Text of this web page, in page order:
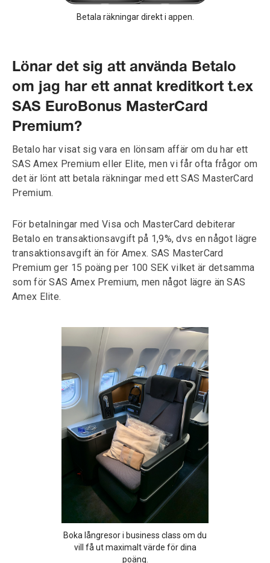
Betala räkningar direkt i appen.
Lönar det sig att använda Betalo
om jag har ett annat kreditkort t.ex
SAS EuroBonus MasterCard
Premium?
Betalo har visat sig vara en lönsam affär om du har ett
SAS Amex Premium eller Elite, men vi får ofta frågor om
det är lönt att betala räkningar med ett SAS MasterCard
Premium.
För betalningar med Visa och MasterCard debiterar
Betalo en transaktionsavgift på 1,9%, dvs en något lägre
transaktionsavgift än för Amex. SAS MasterCard
Premium ger 15 poäng per 100 SEK vilket är detsamma
som för SAS Amex Premium, men något lägre än SAS
Amex Elite.
Boka långresor i business class om du
vill få ut maximalt värde för dina
poäng.